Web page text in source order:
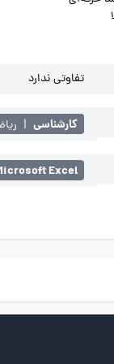
تفاوتی ندارد
کارشناسی |
Excel